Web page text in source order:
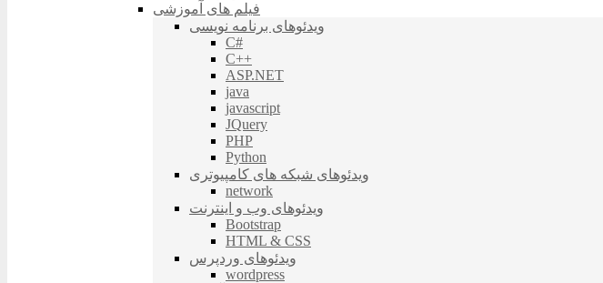
فیلم های آموزشی
ویدئوهای برنامه نویسی
C#
C++
ASP.NET
java
javascript
JQuery
PHP
Python
ویدئوهای شبکه های کامپیوتری
network
ویدئوهای وب و اینترنت
Bootstrap
HTML & CSS
ویدئوهای وردپرس
wordpress